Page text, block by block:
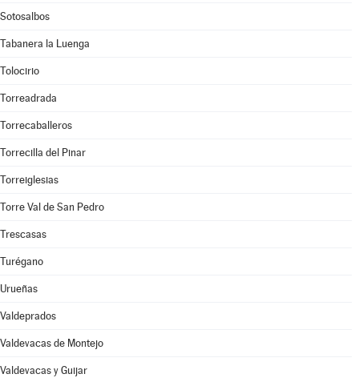
Sotosalbos
Tabanera la Luenga
Tolocirio
Torreadrada
Torrecaballeros
Torrecilla del Pinar
Torreiglesias
Torre Val de San Pedro
Trescasas
Turégano
Urueñas
Valdeprados
Valdevacas de Montejo
Valdevacas y Guijar